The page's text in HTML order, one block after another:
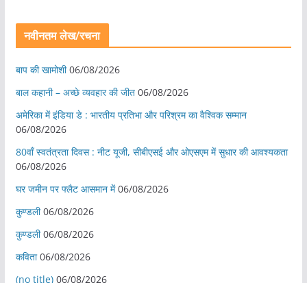
नवीनतम लेख/रचना
बाप की खामोशी 06/08/2026
बाल कहानी – अच्छे व्यवहार की जीत 06/08/2026
अमेरिका में इंडिया डे : भारतीय प्रतिभा और परिश्रम का वैश्विक सम्मान
06/08/2026
80वाँ स्वतंत्रता दिवस : नीट यूजी, सीबीएसई और ओएसएम में सुधार की आवश्यकता
06/08/2026
घर जमीन पर फ्लैट आसमान में 06/08/2026
कुण्डली 06/08/2026
कुण्डली 06/08/2026
कविता 06/08/2026
(no title) 06/08/2026